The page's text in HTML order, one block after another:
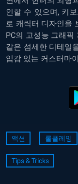
인할 수 있으며, 키
로 캐릭터 디자인을
PC의 고성능 그래
같은 섬세한 디테일
입감 있는 커스터마
액션 롤플레잉
Tips & Tricks